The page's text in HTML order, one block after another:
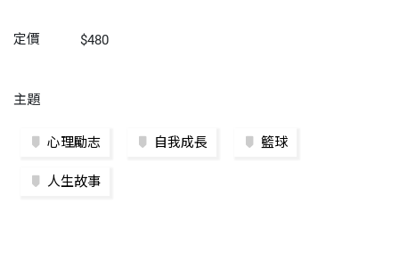
定價 $480
主題
心理勵志 自我成長 籃球
人生故事